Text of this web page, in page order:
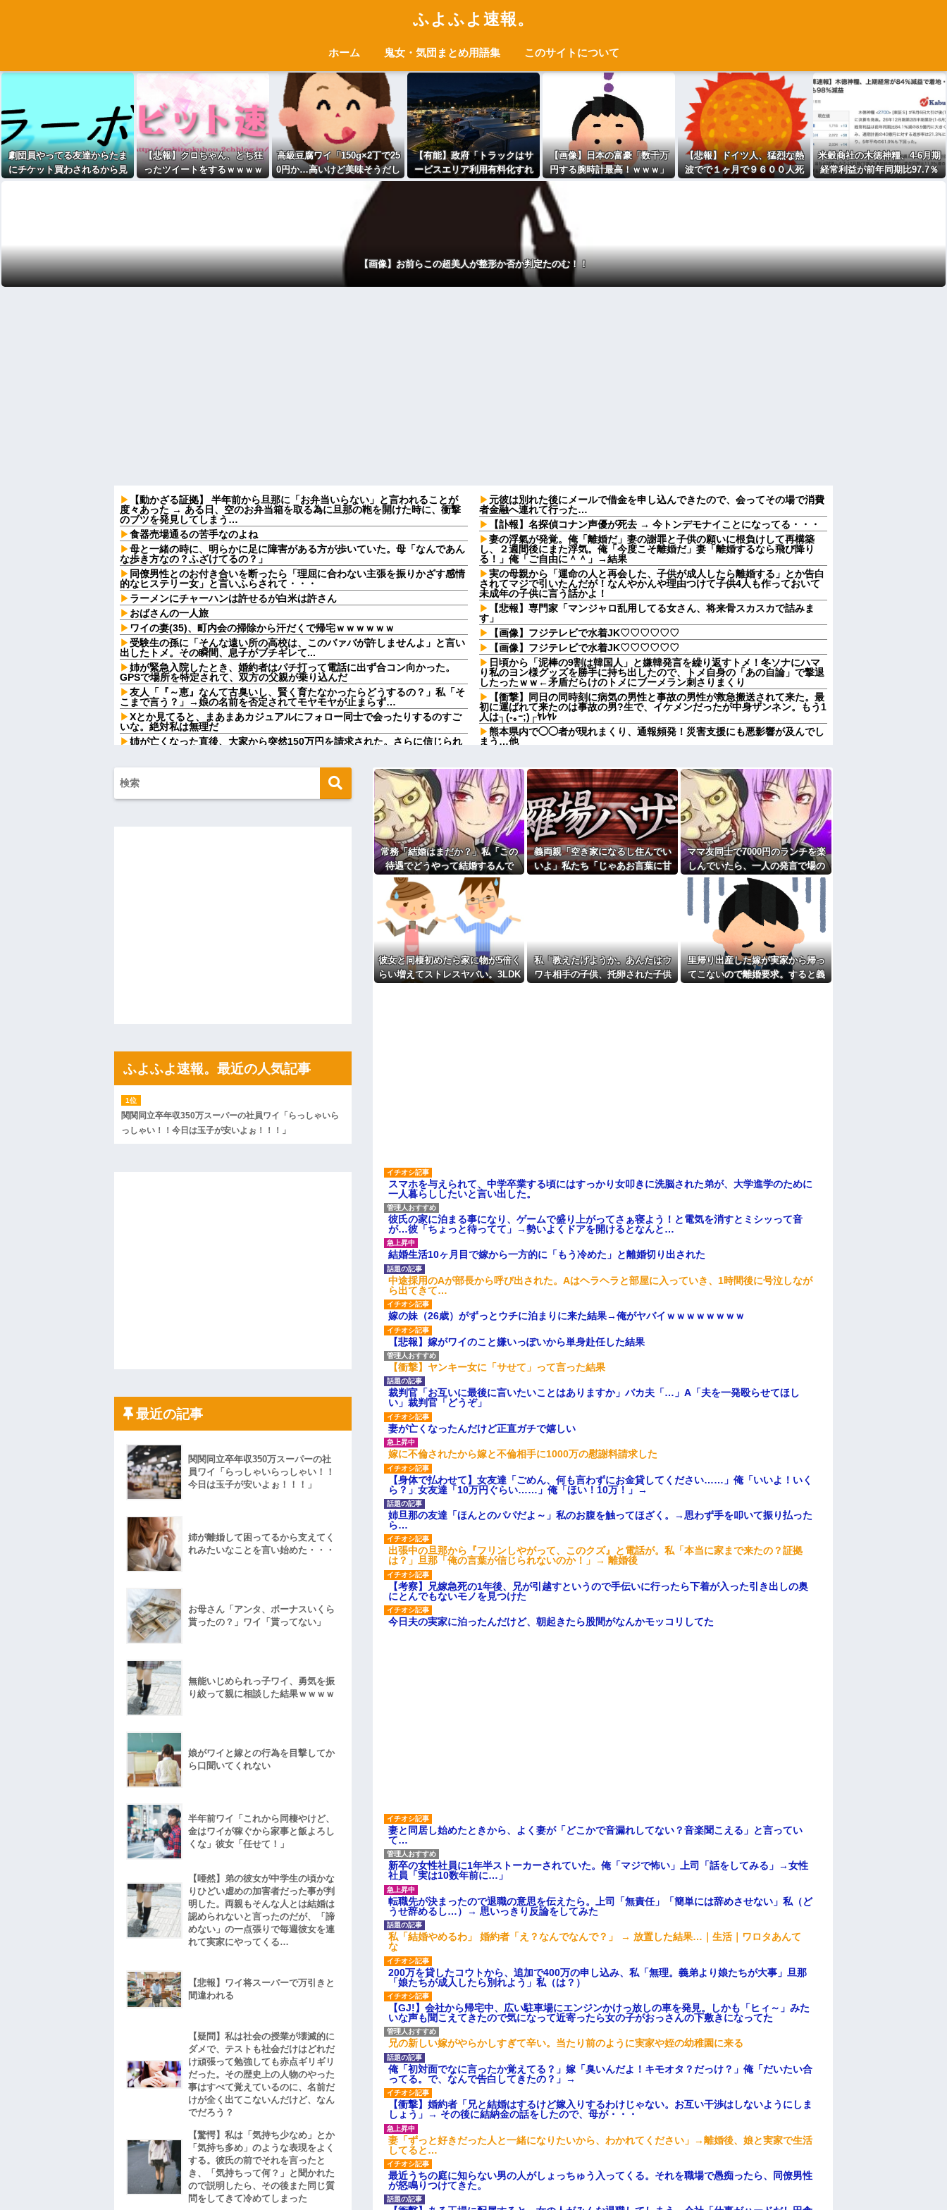
ふよふよ速報。
ホーム 鬼女・気団まとめ用語集 このサイトについて
劇団員やってる友達からたま
にチケット買わされるから見
【悲報】クロちゃん、とち狂
ったツイートをするｗｗｗｗ
高級豆腐ワイ「150g×2丁で25
0円か…高いけど美味そうだし
一丁買ってみるか！」
【有能】政府「トラックはサ
ービスエリア利用有料化すれ
ばサボらず走るし流問題解決
【画像】日本の富豪「数千万
円する腕時計最高！ｗｗｗ」
【悲報】ドイツ人、猛烈な熱
波でで１ヶ月で９６００人死
米穀商社の木徳神糧、4-6月期
経常利益が前年同期比97.7％
【画像】お前らこの超美人が整形か否か判定たのむ！！
【動かざる証拠】 半年前から旦那に「お弁当いらない」と言われることが
度々あった → ある日、空のお弁当箱を取る為に旦那の鞄を開けた時に、衝撃
のブツを発見してしまう…
食器売場通るの苦手なのよね
母と一緒の時に、明らかに足に障害がある方が歩いていた。母「なんであん
な歩き方なの？ふざけてるの？」
同僚男性とのお付き合いを断ったら「理屈に合わない主張を振りかざす感情
的なヒステリー女」と言いふらされて・・・
ラーメンにチャーハンは許せるが白米は許さん
おばさんの一人旅
ワイの妻(35)、町内会の掃除から汗だくで帰宅ｗｗｗｗｗｗ
受験生の孫に「そんな遠い所の高校は、このバァバが許しませんよ」と言い
出したトメ。その瞬間、息子がブチギレて...
姉が緊急入院したとき、婚約者はパチ打って電話に出ず合コン向かった。
GPSで場所を特定されて、双方の父親が乗り込んだ
友人「『～恵』なんて古臭いし、賢く育たなかったらどうするの？」私「そ
こまで言う？」→娘の名前を否定されてモヤモヤが止まらず…
Xとか見てると、まあまあカジュアルにフォロー同士で会ったりするのすご
いな。絶対私は無理だ
姉が亡くなった直後、大家から突然150万円を請求された。さらに信じられ
祭りって謎だよな、誰が神輿担いでるの？屋台出店してる奴らは誰の許可を
得て商売してるの？
【衝撃画像】中学生「先生！水泳で水着になるのイヤです！」先生「分かっ
た」→結果まさかの『こう』なってしまうw w w w w w w
オワコン扱いされていたデジモンさん、令和に全盛期を超える利益を生み出
ジャップ「クリスマスお祝いした1週間後にみんなで神社行きます」←これ
【画像】スレンダー美脚、とんでもないダンスを披露してしまう
自杀殳するための道中で露出狂に出会った。自分でもよく分からないけどソ
イツの腕をしっかり掴んで境遇を泣きながら話した。すると露出狂は…
ハードオフに売っていた4万4000円のフィギュアがヤバすぎるｗｗｗｗｗｗ
私「ちょっと、人の家の金庫触らないでよ！」キチママ『そこに金庫があっ
たから、開けてみようとしただけ☆』義兄「泥は出てけ！二度と来るな！」結
私「初めて飲む味だけどなんのお茶？」彼「ちっ！」私「」
wwwwwwwwwwww
【悲報】佐藤輝明・・・２軍でも盛大にやらかす←あまり悲しませないでく
れ
元彼は別れた後にメールで借金を申し込んできたので、会ってその場で消費
者金融へ連れて行った…
【訃報】名探偵コナン声優が死去 → 今トンデモナイことになってる・・・
妻の浮氣が発覚。俺「離婚だ」妻の謝罪と子供の願いに根負けして再構築
し、２週間後にまた浮気。俺「今度こそ離婚だ」妻「離婚するなら飛び降り
る！」俺「ご自由に＾＾」→結果
実の母親から「運命の人と再会した、子供が成人したら離婚する」とか告白
されてマジで引いたんだが！なんやかんや理由つけて子供4人も作っておいて
未成年の子供に言う話かよ！
【悲報】専門家「マンジャロ乱用してる女さん、将来骨スカスカで詰みま
す」
【画像】フジテレビで水着JK♡♡♡♡♡♡
【画像】フジテレビで水着JK♡♡♡♡♡♡
日頃から「泥棒の9割は韓国人」と嫌韓発言を繰り返すトメ！冬ソナにハマ
り私のヨン様グッズを勝手に持ち出したので、トメ自身の「あの自論」で撃退
したったｗｗ←矛盾だらけのトメにブーメラン刺さりまくり
【衝撃】同日の同時刻に病気の男性と事故の男性が救急搬送されて来た。最
初に運ばれて来たのは事故の男?生で、イケメンだったが中身ザンネン。もう1
人は┐(-｡ｰ;)┌ﾔﾚﾔﾚ
熊本県内で◯◯者が現れまくり、通報頻発！災害支援にも悪影響が及んでし
まう…他
取り放題でてんこ盛りにしてるのはまあ見かけるが持ち帰りはなしでしょ
う、、、
取り放題でてんこ盛りにしてるのはまあ見かけるが持ち帰りはなしでしょ
う、、、
女「赤ちゃん抱っこしてみますか～？w」ワイ（やめろおおおおおおおおお
おおおおお）
【画像】このボケて、破壊力ありすぎてクッソワロタｗｗｗｗｗｗｗｗｗ
コトメの結婚式で、知らない間にお祝いの歌を弾き語りする事になってた
旦那の同僚女が旦那の元カノ。なのにしょっちゅうペアで仕事してて遅くま
で残業したり二人で出張に行ったり。なんで「今度の出張は一人で行く」って
嘘つくのかな
休んだ翌日、先輩パートに申し送りあるかと確認したらいきなりキレられ
た。このパートの性格悪くないか？
【速報】専門家「イオンモール熊本の爆心地に”こんなもの”があったんだけ
ど…」
主な税金の成り立ちを調べてみたよ
常務「結婚はまだか？」私「この
待遇でどうやって結婚するんで
す？」→飲み会で本音を返したら
場が静まり返って…
義両親「空き家になるし住んでい
いよ」私たち「じゃあお言葉に甘
ママ友同士で7000円のランチを楽
しんでいたら、一人の発言で場の
空気が凍りついた。その理由と
彼女と同棲初めたら家に物が5倍く
らい増えてストレスヤバい。3LDK
私「教えたげようか。あんたはウ
ワキ相手の子供、托卵された子供
里帰り出産した嫁が実家から帰っ
てこないので離婚要求。すると義
スマホを与えられて、中学卒業する頃にはすっかり女叩きに洗脳された弟が、大学進学のために
一人暮らししたいと言い出した。
彼氏の家に泊まる事になり、ゲームで盛り上がってさぁ寝よう！と電気を消すとミシッって音
が…彼「ちょっと待ってて」→勢いよくドアを開けるとなんと…
結婚生活10ヶ月目で嫁から一方的に「もう冷めた」と離婚切り出された
中途採用のAが部長から呼び出された。Aはヘラヘラと部屋に入っていき、1時間後に号泣しなが
ら出てきて…
嫁の妹（26歳）がずっとウチに泊まりに来た結果→俺がヤバイｗｗｗｗｗｗｗｗ
【悲報】嫁がワイのこと嫌いっぽいから単身赴任した結果
【衝撃】ヤンキー女に「サせて」って言った結果
裁判官「お互いに最後に言いたいことはありますか」バカ夫「…」A「夫を一発殴らせてほし
い」裁判官「どうぞ」
妻が亡くなったんだけど正直ガチで嬉しい
嫁に不倫されたから嫁と不倫相手に1000万の慰謝料請求した
【身体で払わせて】女友達「ごめん、何も言わずにお金貸してください……」俺「いいよ！いく
ら？」女友達「10万円ぐらい……」俺「ほい！10万！」→
姉旦那の友達「ほんとのパパだよ～」私のお腹を触ってほざく。→思わず手を叩いて振り払った
ら…
出張中の旦那から『フリンしやがって、このクズ』と電話が。私「本当に家まで来たの？証拠
は？」旦那「俺の言葉が信じられないのか！」→ 離婚後
【考察】兄嫁急死の1年後、兄が引越すというので手伝いに行ったら下着が入った引き出しの奥
にとんでもないモノを見つけた
今日夫の実家に泊ったんだけど、朝起きたら股間がなんかモッコリしてた
妻と同居し始めたときから、よく妻が「どこかで音漏れしてない？音楽聞こえる」と言ってい
て…
新卒の女性社員に1年半ストーカーされていた。俺「マジで怖い」上司「話をしてみる」→女性
社員「実は10数年前に…」
転職先が決まったので退職の意思を伝えたら。上司「無責任」「簡単には辞めさせない」私（ど
うせ辞めるし…）→ 思いっきり反論をしてみた
私「結婚やめるわ」 婚約者「え？なんでなんで？」 → 放置した結果…｜生活｜ワロタあんて
な
200万を貸したコウトから、追加で400万の申し込み、私「無理。義弟より娘たちが大事」旦那
「娘たちが成人したら別れよう」私（は？）
【GJ!】会社から帰宅中、広い駐車場にエンジンかけっ放しの車を発見。しかも「ヒィ～」みた
いな声も聞こえてきたので気になって近寄ったら女の子がおっさんの下敷きになってた
兄の新しい嫁がやらかしすぎて辛い。当たり前のように実家や姪の幼稚園に来る
俺「初対面でなに言ったか覚えてる？」嫁「臭いんだよ！キモオタ？だっけ？」俺「だいたい合
ってる。で、なんで告白してきたの？」→
【衝撃】婚約者「兄と結婚はするけど嫁入りするわけじゃない。お互い干渉はしないようにしま
しょう」→ その後に結納金の話をしたので、母が・・・
妻「ずっと好きだった人と一緒になりたいから、わかれてください」→離婚後、娘と実家で生活
してると…
最近うちの庭に知らない男の人がしょっちゅう入ってくる。それを職場で愚痴ったら、同僚男性
が怒鳴りつけてきた。
ふよふよ速報。最近の人気記事
関関同立卒年収350万スーパーの社員ワイ「らっしゃいら
っしゃい！！今日は玉子が安いよぉ！！！」
最近の記事
関関同立卒年収350万スーパーの社
員ワイ「らっしゃいらっしゃい！！
今日は玉子が安いよぉ！！！」
姉が離婚して困ってるから支えてく
れみたいなことを言い始めた・・・
お母さん「アンタ、ボーナスいくら
貰ったの？」ワイ「貰ってない」
無能いじめられっ子ワイ、勇気を振
り絞って親に相談した結果ｗｗｗｗ
娘がワイと嫁との行為を目撃してか
ら口聞いてくれない
半年前ワイ「これから同棲やけど、
金はワイが稼ぐから家事と飯よろし
くな」彼女「任せて！」
【唖然】弟の彼女が中学生の頃かな
りひどい虐めの加害者だった事が判
明した。両親もそんな人とは結婚は
認められないと言ったのだが、「諦
めない」の一点張りで毎週彼女を連
れて実家にやってくる…
【悲報】ワイ将スーパーで万引きと
間違われる
【疑問】私は社会の授業が壊滅的に
ダメで、テストも社会だけはどれだ
け頑張って勉強しても赤点ギリギリ
だった。その歴史上の人物のやった
事はすべて覚えているのに、名前だ
けが全く出てこないんだけど、なん
でだろう？
【驚愕】私は「気持ち少なめ」とか
「気持ち多め」のような表現をよく
する。彼氏の前でそれを言ったと
き、「気持ちって何？」と聞かれた
ので説明したら、その後また同じ質
問をしてきて冷めてしまった